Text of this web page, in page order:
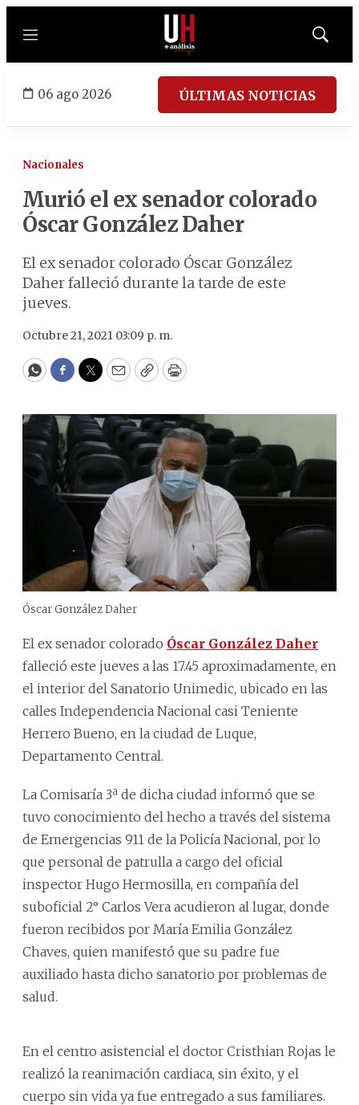
Menú
Mostrar
06 ago 2026 ÚLTIMAS NOTICIAS
Nacionales
Murió el ex senador colorado
Óscar González Daher
El ex senador colorado Óscar González
Daher falleció durante la tarde de este
jueves.
Octubre 21, 2021 03:09 p. m.
WhatsApp
Facebook
Twitter
EmailCopyPrint
Óscar González Daher
El ex senador colorado Óscar González Daher
falleció este jueves a las 17.45 aproximadamente, en
el interior del Sanatorio Unimedic, ubicado en las
calles Independencia Nacional casi Teniente
Herrero Bueno, en la ciudad de Luque,
Departamento Central.
La Comisaría 3ª de dicha ciudad informó que se
tuvo conocimiento del hecho a través del sistema
de Emergencias 911 de la Policía Nacional, por lo
que personal de patrulla a cargo del oficial
inspector Hugo Hermosilla, en compañía del
suboficial 2° Carlos Vera acudieron al lugar, donde
fueron recibidos por María Emilia González
Chaves, quien manifestó que su padre fue
auxiliado hasta dicho sanatorio por problemas de
salud.
En el centro asistencial el doctor Cristhian Rojas le
realizó la reanimación cardiaca, sin éxito, y el
cuerpo sin vida ya fue entregado a sus familiares.